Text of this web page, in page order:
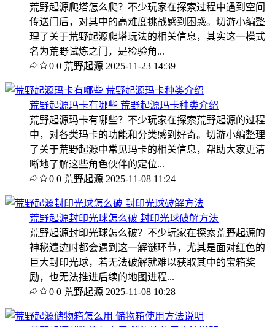
荒野起源爬塔怎么爬？不少玩家在探索过程中遇到空间
传送门后，对其中的高难度挑战感到困惑。切游小编整
理了关于荒野起源爬塔玩法的相关信息，其实这一模式
名为荒野试炼之门，是检验角...
0 0 荒野起源 2025-11-23 14:39
荒野起源玛卡有哪些 荒野起源玛卡种类介绍
荒野起源玛卡有哪些？不少玩家在探索荒野起源的过程
中，对各类玛卡的功能和分类感到好奇。切游小编整理
了关于荒野起源中常见玛卡的相关信息，帮助大家更清
晰地了解这些角色伙伴的定位...
0 0 荒野起源 2025-11-08 11:24
荒野起源封印光球怎么破 封印光球破解方法
荒野起源封印光球怎么破？不少玩家在探索荒野起源的
神秘遗迹时都会遇到这一解谜环节，尤其是面对红色的
巨大封印光球，若无法破解就难以获取其中的宝箱奖
励，也无法推进后续的地图进程...
0 0 荒野起源 2025-11-08 10:28